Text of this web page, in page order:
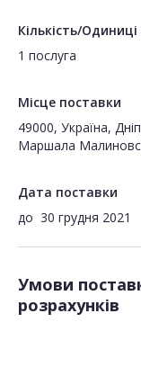
Кількість/
1 послуга
Місце поставки
49000, Україна,
Маршала
Дата поставки
до 30 грудня 2021
Умови
розрахунків